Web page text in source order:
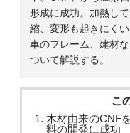
形成に成功。加熱し
縮、変形も起きにく
車のフレーム、建材
ついて解説する。
こ
木材由来のCNF
料の開発に成功